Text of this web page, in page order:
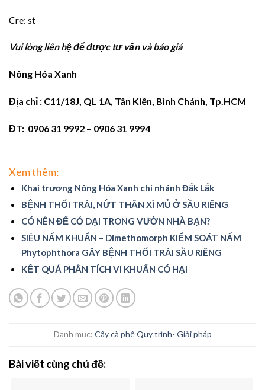
Cre: st
Vui lòng liên hệ để được tư vấn và báo giá
Nông Hóa Xanh
Địa chỉ : C11/18J, QL 1A, Tân Kiên, Bình Chánh, Tp.HCM
ĐT: 0906 31 9992 – 0906 31 9994
Xem thêm:
Khai trương Nông Hóa Xanh chi nhánh Đắk Lắk
BỆNH THỐI TRÁI, NỨT THÂN XÌ MỦ Ở SẦU RIÊNG
CÓ NÊN ĐỂ CỎ DẠI TRONG VƯỜN NHÀ BẠN?
SIÊU NẤM KHUẨN – Dimethomorph KIỂM SOÁT NẤM
Phytophthora GÂY BỆNH THỐI TRÁI SẦU RIÊNG
KẾT QUẢ PHÂN TÍCH VI KHUẨN CÓ HẠI
Danh mục: Cây cà phê Quy trình- Giải pháp
Bài viết cùng chủ đề: